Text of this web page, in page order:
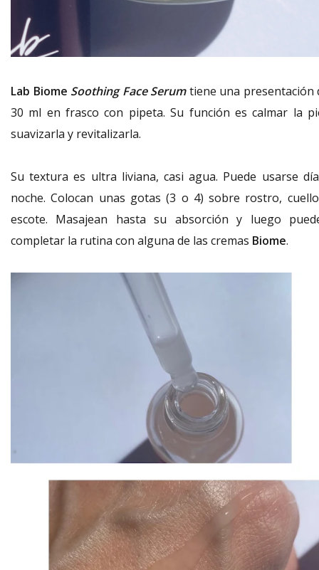
Lab Biome Soothing Face Serumtiene una presentación
30 ml en frasco con pipeta. Su función es calmar la
suavizarla y revitalizarla.
Su textura es ultra liviana, casi agua. Puede usarse
noche. Colocan unas gotas (3 o 4) sobre rostro,
escote. Masajean hasta su absorción y luego
completar la rutina con alguna de las cremas Biome.